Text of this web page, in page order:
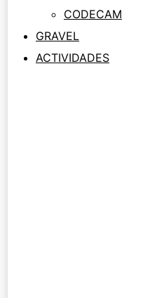
CODECAM
GRAVEL
ACTIVIDADES